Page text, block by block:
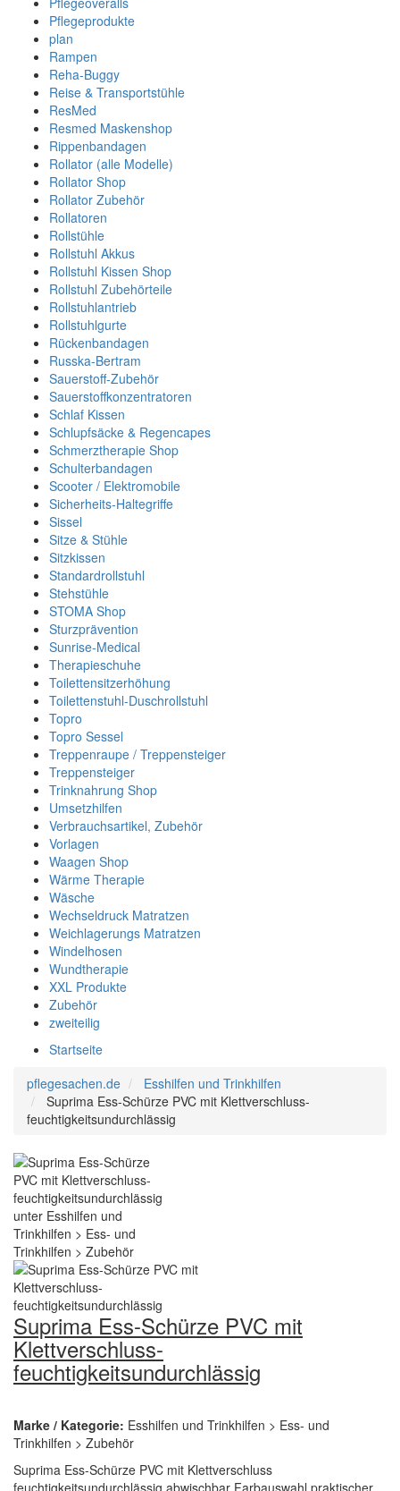
Pflegeprodukte
plan
Rampen
Reha-Buggy
Reise & Transportstühle
ResMed
Resmed Maskenshop
Rippenbandagen
Rollator (alle Modelle)
Rollator Shop
Rollator Zubehör
Rollatoren
Rollstühle
Rollstuhl Akkus
Rollstuhl Kissen Shop
Rollstuhl Zubehörteile
Rollstuhlantrieb
Rollstuhlgurte
Rückenbandagen
Russka-Bertram
Sauerstoff-Zubehör
Sauerstoffkonzentratoren
Schlaf Kissen
Schlupfsäcke & Regencapes
Schmerztherapie Shop
Schulterbandagen
Scooter / Elektromobile
Sicherheits-Haltegriffe
Sissel
Sitze & Stühle
Sitzkissen
Standardrollstuhl
Stehstühle
STOMA Shop
Sturzprävention
Sunrise-Medical
Therapieschuhe
Toilettensitzerhöhung
Toilettenstuhl-Duschrollstuhl
Topro
Topro Sessel
Treppenraupe / Treppensteiger
Treppensteiger
Trinknahrung Shop
Umsetzhilfen
Verbrauchsartikel, Zubehör
Vorlagen
Waagen Shop
Wärme Therapie
Wäsche
Wechseldruck Matratzen
Weichlagerungs Matratzen
Windelhosen
Wundtherapie
XXL Produkte
Zubehör
zweiteilig
Startseite
pflegesachen.de
Esshilfen und Trinkhilfen
Suprima Ess-Schürze PVC mit Klettverschluss-
feuchtigkeitsundurchlässig
Suprima Ess-Schürze PVC mit
Klettverschluss-
feuchtigkeitsundurchlässig
Marke / Kategorie: Esshilfen und Trinkhilfen > Ess- und
Trinkhilfen > Zubehör
Suprima Ess-Schürze PVC mit Klettverschluss
feuchtigkeitsundurchlässig abwischbar Farbauswahl praktischer